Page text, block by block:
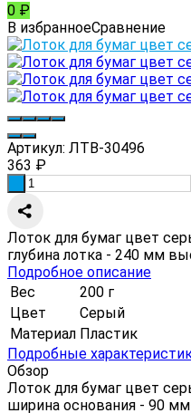
0 ₽
В избранноеСравнение
Артикул: ЛТВ-30496
363 ₽
Лоток для бумаг цвет
глубина лотка - 240 мм
Подробное описание
Вес
200 г
Цвет
Серый
Материал Пластик
Подробные
Обзор
Лоток для бумаг цвет
ширина основания - 90 мм